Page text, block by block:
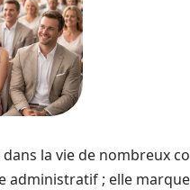
la vie de nombreux
; elle